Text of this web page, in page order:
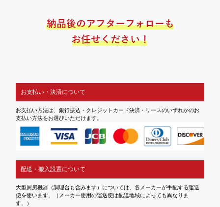
お支払い・決済について
お支払い方法は、銀行振込・クレジットカード決済・リースのいずれかのお
支払い方法をお選びいただけます。
配送・搬入設置について
大型厨房機器（調理台も含みます）については、各メーカーが手配する運送
便を使います。（メーカー使用の運送便は配達地域によっても異なりま
す。）